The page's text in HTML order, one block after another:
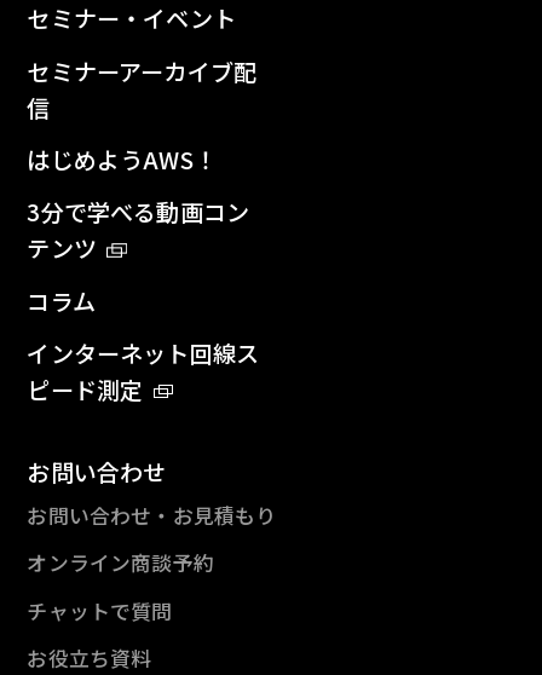
セミナー・イベント
セミナーアーカイブ配
信
はじめようAWS！
3分で学べる動画コン
テンツ
コラム
インターネット回線ス
ピード測定
お問い合わせ
お問い合わせ・お見積もり
オンライン商談予約
チャットで質問
お役立ち資料